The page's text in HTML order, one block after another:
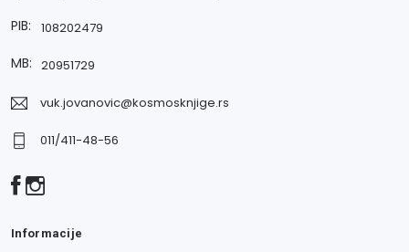
PIB: 108202479
MB: 20951729
vuk.jovanovic@kosmosknjige.rs
011/411-48-56
Informacije